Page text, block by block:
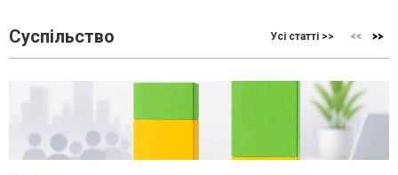
Суспільство Усі статті >>